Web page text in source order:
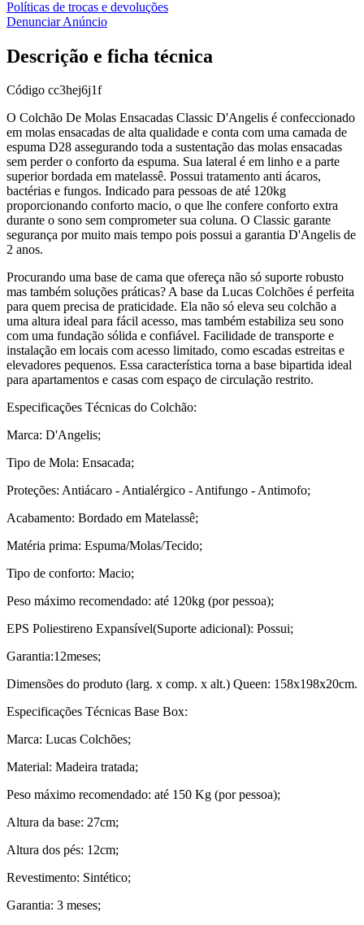
Políticas de trocas e devoluções
Denunciar Anúncio
Descrição e ficha técnica
Código cc3hej6j1f
O Colchão De Molas Ensacadas Classic D'Angelis é confeccionado
em molas ensacadas de alta qualidade e conta com uma camada de
espuma D28 assegurando toda a sustentação das molas ensacadas
sem perder o conforto da espuma. Sua lateral é em linho e a parte
superior bordada em matelassê. Possui tratamento anti ácaros,
bactérias e fungos. Indicado para pessoas de até 120kg
proporcionando conforto macio, o que lhe confere conforto extra
durante o sono sem comprometer sua coluna. O Classic garante
segurança por muito mais tempo pois possui a garantia D'Angelis de
2 anos.
Procurando uma base de cama que ofereça não só suporte robusto
mas também soluções práticas? A base da Lucas Colchões é perfeita
para quem precisa de praticidade. Ela não só eleva seu colchão a
uma altura ideal para fácil acesso, mas também estabiliza seu sono
com uma fundação sólida e confiável. Facilidade de transporte e
instalação em locais com acesso limitado, como escadas estreitas e
elevadores pequenos. Essa característica torna a base bipartida ideal
para apartamentos e casas com espaço de circulação restrito.
Especificações Técnicas do Colchão:
Marca: D'Angelis;
Tipo de Mola: Ensacada;
Proteções: Antiácaro - Antialérgico - Antifungo - Antimofo;
Acabamento: Bordado em Matelassê;
Matéria prima: Espuma/Molas/Tecido;
Tipo de conforto: Macio;
Peso máximo recomendado: até 120kg (por pessoa);
EPS Poliestireno Expansível(Suporte adicional): Possui;
Garantia:12meses;
Dimensões do produto (larg. x comp. x alt.) Queen: 158x198x20cm.
Especificações Técnicas Base Box:
Marca: Lucas Colchões;
Material: Madeira tratada;
Peso máximo recomendado: até 150 Kg (por pessoa);
Altura da base: 27cm;
Altura dos pés: 12cm;
Revestimento: Sintético;
Garantia: 3 meses;